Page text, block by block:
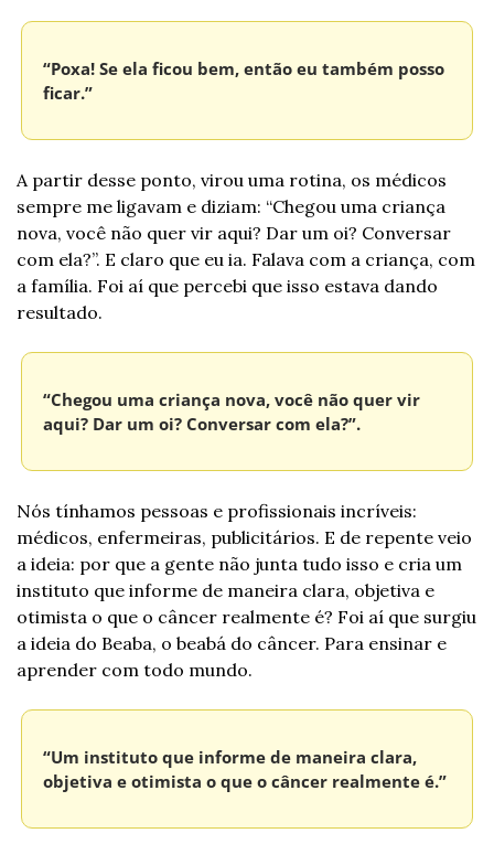
“Poxa! Se ela ficou bem, então eu também posso
ficar.”
A partir desse ponto, virou uma rotina, os médicos
sempre me ligavam e diziam: “Chegou uma criança
nova, você não quer vir aqui? Dar um oi? Conversar
com ela?”. E claro que eu ia. Falava com a criança, com
a família. Foi aí que percebi que isso estava dando
resultado.
“Chegou uma criança nova, você não quer vir
aqui? Dar um oi? Conversar com ela?”.
Nós tínhamos pessoas e profissionais incríveis:
médicos, enfermeiras, publicitários. E de repente veio
a ideia: por que a gente não junta tudo isso e cria um
instituto que informe de maneira clara, objetiva e
otimista o que o câncer realmente é? Foi aí que surgiu
a ideia do Beaba, o beabá do câncer. Para ensinar e
aprender com todo mundo.
“Um instituto que informe de maneira clara,
objetiva e otimista o que o câncer realmente é.”